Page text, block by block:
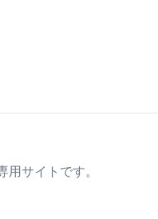
サイトです。